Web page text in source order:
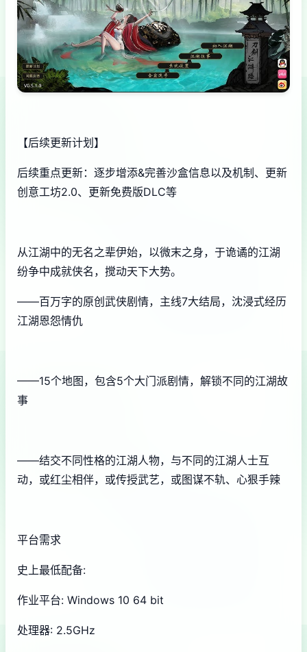
【后续更新计划】
后续重点更新：逐步增添&完善沙盒信息以及机制、更新
创意工坊2.0、更新免费版DLC等
从江湖中的无名之辈伊始，以微末之身，于诡谲的江湖
纷争中成就侠名，搅动天下大势。
——百万字的原创武侠剧情，主线7大结局，沈浸式经历
江湖恩怨情仇
——15个地图，包含5个大门派剧情，解锁不同的江湖故
事
——结交不同性格的江湖人物，与不同的江湖人士互
动，或红尘相伴，或传授武艺，或图谋不轨、心狠手辣
平台需求
史上最低配备:
作业平台: Windows 10 64 bit
处理器: 2.5GHz